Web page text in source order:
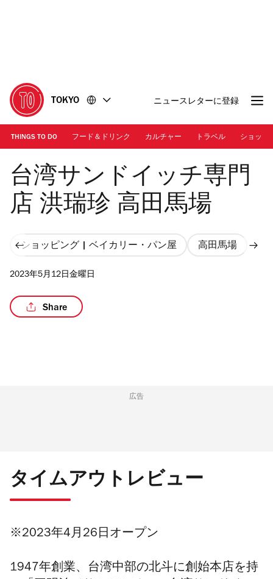
に
移
動
移
動
TOKYO ニュースレターに登録
THINGS TO DO フード＆ドリンク カルチャー トラベル ショッピ
Photo: Akane Suzuki
台湾サンドイッチ専門
店 洪瑞珍 高田馬場
ショッピング | ベイカリー・パン屋 高田馬場
2023年5月12日金曜日
Share
広告
タイムアウトレビュー
※2023年4月26日オープン
1947年創業、台湾中部の北斗に創始本店を持